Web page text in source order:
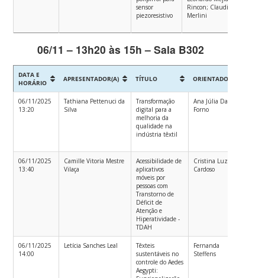
sensor
piezoresistivo
Rincon; Claudia
Merlini
06/11 – 13h20 às 15h – Sala B302
DATA E
HORÁRIO
APRESENTADOR(A) TÍTULO ORIENTADOR
06/11/2025
13:20
Tathiana Pettenuci da
Silva
Transformação
digital para a
melhoria da
qualidade na
indústria têxtil
Ana Júlia Dal
Forno
06/11/2025
13:40
Camille Vitoria Mestre
Vilaça
Acessibilidade de
aplicativos
móveis por
pessoas com
Transtorno de
Déficit de
Atenção e
Hiperatividade -
TDAH
Cristina Luz
Cardoso
06/11/2025
14:00
Letícia Sanches Leal
Têxteis
sustentáveis no
controle do Aedes
Aegypti:
Fernanda
Steffens